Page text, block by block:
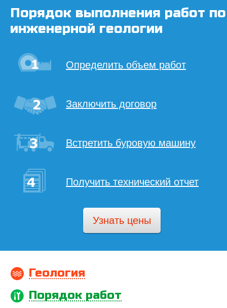
Порядок выполнения работ по
инженерной геологии
Определить объем работ
Заключить договор
Встретить буровую машину
Получить технический отчет
Узнать цены
Геология
Порядок работ